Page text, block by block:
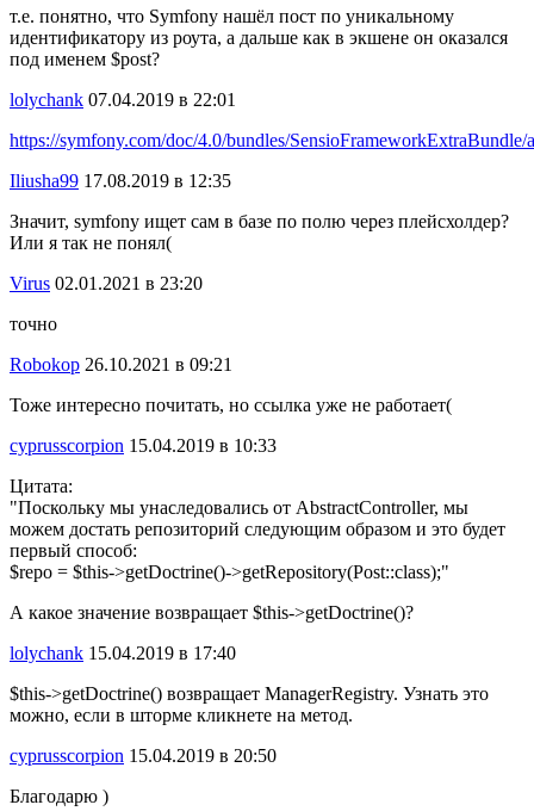
т.е. понятно, что Symfony нашёл пост по уникальному
идентификатору из роута, а дальше как в экшене он оказался
под именем $post?
lolychank 07.04.2019 в 22:01
https://symfony.com/doc/4.0/bundles/SensioFrameworkExtraBundle/
Iliusha99 17.08.2019 в 12:35
Значит, symfony ищет сам в базе по полю через плейсхолдер?
Или я так не понял(
Virus 02.01.2021 в 23:20
точно
Robokop 26.10.2021 в 09:21
Тоже интересно почитать, но ссылка уже не работает(
cyprusscorpion 15.04.2019 в 10:33
Цитата:
"Поскольку мы унаследовались от AbstractController, мы
можем достать репозиторий следующим образом и это будет
первый способ:
$repo = $this->getDoctrine()->getRepository(Post::class);"
А какое значение возвращает $this->getDoctrine()?
lolychank 15.04.2019 в 17:40
$this->getDoctrine() возвращает ManagerRegistry. Узнать это
можно, если в шторме кликнете на метод.
cyprusscorpion 15.04.2019 в 20:50
Благодарю )